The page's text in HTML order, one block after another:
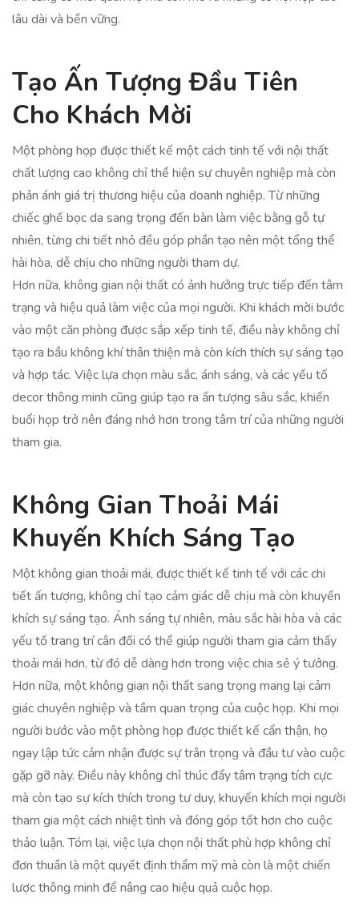
lâu dài và bền vững.
Tạo Ấn Tượng Đầu Tiên
Cho Khách Mời
Một phòng họp được thiết kế một cách tinh tế với nội thất
chất lượng cao không chỉ thể hiện sự chuyên nghiệp mà còn
phản ánh giá trị thương hiệu của doanh nghiệp. Từ những
chiếc ghế bọc da sang trọng đến bàn làm việc bằng gỗ tự
nhiên, từng chi tiết nhỏ đều góp phần tạo nên một tổng thể
hài hòa, dễ chịu cho những người tham dự.
Hơn nữa, không gian nội thất có ảnh hưởng trực tiếp đến tâm
trạng và hiệu quả làm việc của mọi người. Khi khách mời bước
vào một căn phòng được sắp xếp tinh tế, điều này không chỉ
tạo ra bầu không khí thân thiện mà còn kích thích sự sáng tạo
và hợp tác. Việc lựa chọn màu sắc, ánh sáng, và các yếu tố
decor thông minh cũng giúp tạo ra ấn tượng sâu sắc, khiến
buổi họp trở nên đáng nhớ hơn trong tâm trí của những người
tham gia.
Không Gian Thoải Mái
Khuyến Khích Sáng Tạo
Một không gian thoải mái, được thiết kế tinh tế với các chi
tiết ấn tượng, không chỉ tạo cảm giác dễ chịu mà còn khuyến
khích sự sáng tạo. Ánh sáng tự nhiên, màu sắc hài hòa và các
yếu tố trang trí cân đối có thể giúp người tham gia cảm thấy
thoải mái hơn, từ đó dễ dàng hơn trong việc chia sẻ ý tưởng.
Hơn nữa, một không gian nội thất sang trọng mang lại cảm
giác chuyên nghiệp và tầm quan trọng của cuộc họp. Khi mọi
người bước vào một phòng họp được thiết kế cẩn thận, họ
ngay lập tức cảm nhận được sự trân trọng và đầu tư vào cuộc
gặp gỡ này. Điều này không chỉ thúc đẩy tâm trạng tích cực
mà còn tạo sự kích thích trong tư duy, khuyến khích mọi người
tham gia một cách nhiệt tình và đóng góp tốt hơn cho cuộc
thảo luận. Tóm lại, việc lựa chọn nội thất phù hợp không chỉ
đơn thuần là một quyết định thẩm mỹ mà còn là một chiến
lược thông minh để nâng cao hiệu quả cuộc họp.